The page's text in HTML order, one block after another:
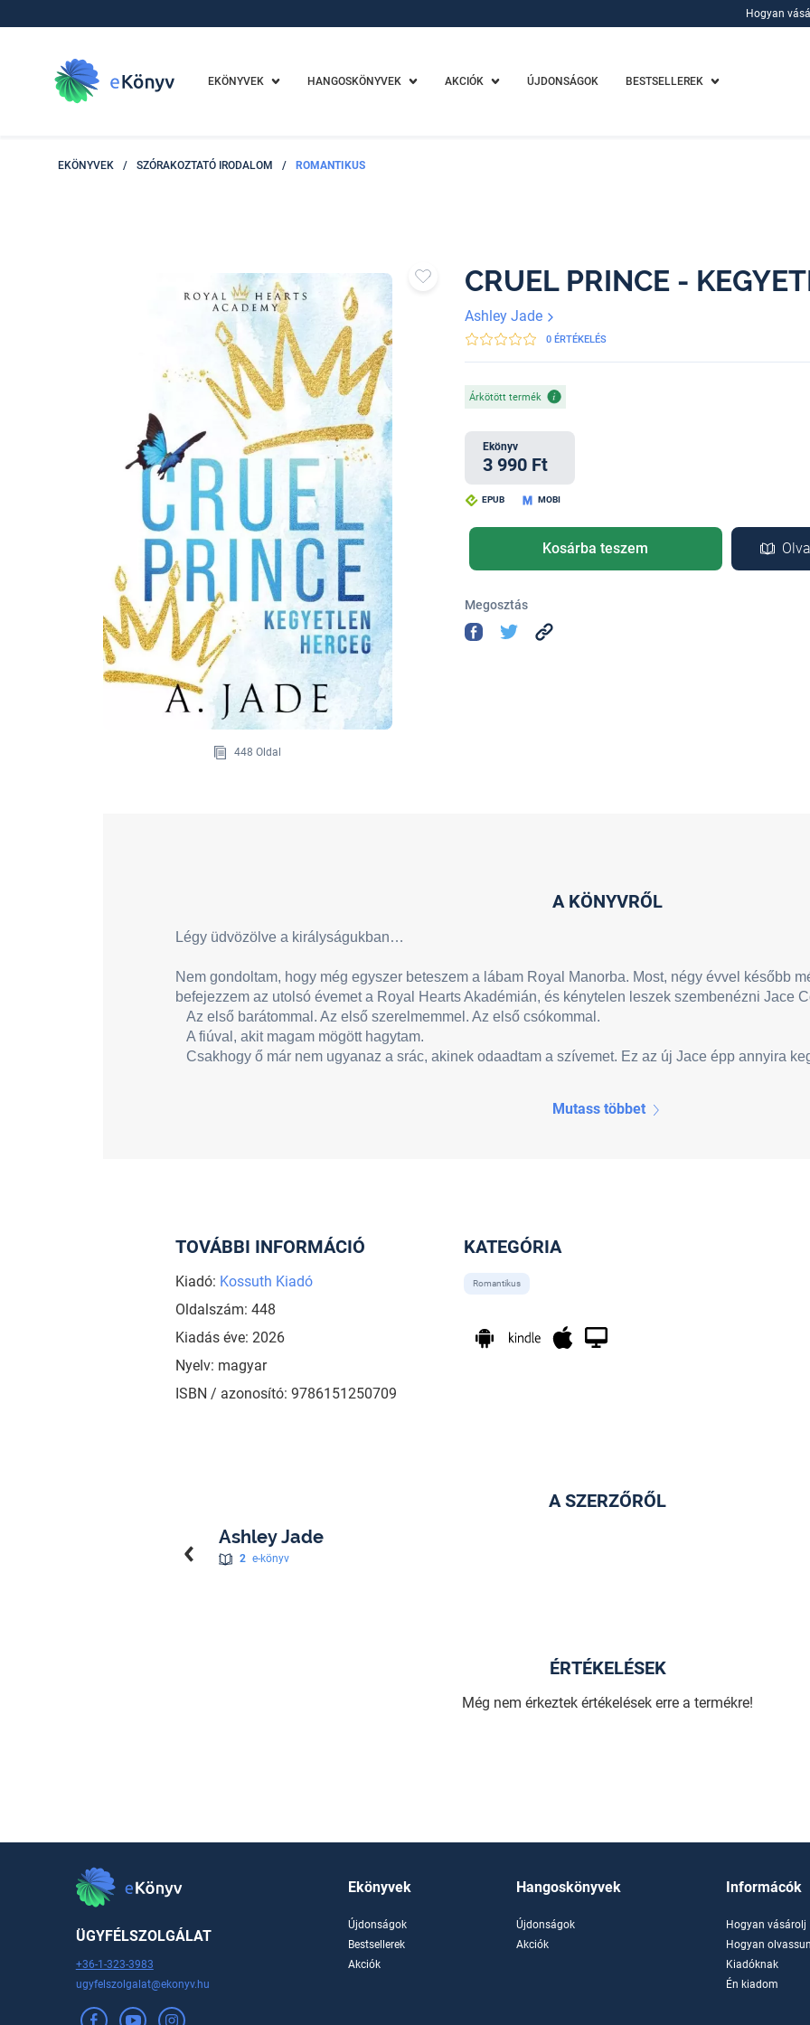
Hogyan
EKÖNYVEK HANGOSKÖNYVEK AKCIÓK ÚJDONSÁGOK BESTSELLEREK
EKÖNYVEK / SZÓRAKOZTATÓ IRODALOM / ROMANTIKUS
448 Oldal
CRUEL PRINCE -
Ashley Jade
0 ÉRTÉKELÉS
Árkötött termék
Ekönyv
3 990 Ft
EPUB MOBI
Kosárba teszem
Megosztás
A KÖNYVRŐL
Légy üdvözölve a királyságukban…
Nem gondoltam, hogy még egyszer beteszem a lábam Royal Manorba. Most, négy évvel később
befejezzem az utolsó évemet a Royal Hearts Akadémián, és kénytelen leszek szembenézni Jace
Az első barátommal. Az első szerelmemmel. Az első csókommal.
A fiúval, akit magam mögött hagytam.
Csakhogy ő már nem ugyanaz a srác, akinek odaadtam a szívemet. Ez az új Jace épp annyira
Mutass többet
TOVÁBBI INFORMÁCIÓ
Kiadó: Kossuth Kiadó
Oldalszám: 448
Kiadás éve: 2026
Nyelv: magyar
ISBN / azonosító: 9786151250709
KATEGÓRIA
Romantikus
A SZERZŐRŐL
Ashley Jade
2 e-könyv
ÉRTÉKELÉSEK
Még nem érkeztek értékelések erre a termékre!
ÜGYFÉLSZOLGÁLAT
+36-1-323-3983
ugyfelszolgalat@ekonyv.hu
Ekönyvek
Újdonságok
Bestsellerek
Akciók
Hangoskönyvek
Újdonságok
Akciók
Informácók
Hogyan vásárolj
Hogyan
Kiadóknak
Én kiadom